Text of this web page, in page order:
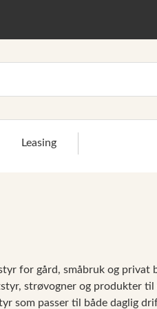
Leasing
for gård, småbruk og
strøvogner og produkter
som passer til både daglig